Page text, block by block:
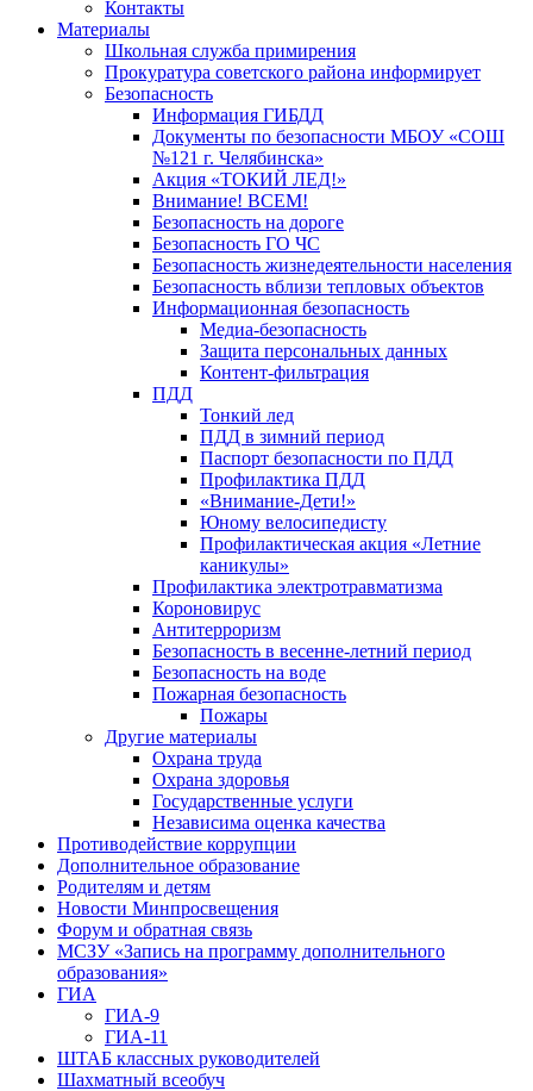
Контакты
Материалы
Школьная служба примирения
Прокуратура советского района информирует
Безопасность
Информация ГИБДД
Документы по безопасности МБОУ «СОШ
№121 г. Челябинска»
Акция «ТОКИЙ ЛЕД!»
Внимание! ВСЕМ!
Безопасность на дороге
Безопасность ГО ЧС
Безопасность жизнедеятельности населения
Безопасность вблизи тепловых объектов
Информационная безопасность
Медиа-безопасность
Защита персональных данных
Контент-фильтрация
ПДД
Тонкий лед
ПДД в зимний период
Паспорт безопасности по ПДД
Профилактика ПДД
«Внимание-Дети!»
Юному велосипедисту
Профилактическая акция «Летние
каникулы»
Профилактика электротравматизма
Короновирус
Антитерроризм
Безопасность в весенне-летний период
Безопасность на воде
Пожарная безопасность
Пожары
Другие материалы
Охрана труда
Охрана здоровья
Государственные услуги
Независима оценка качества
Противодействие коррупции
Дополнительное образование
Родителям и детям
Новости Минпросвещения
Форум и обратная связь
МСЗУ «Запись на программу дополнительного
образования»
ГИА
ГИА-9
ГИА-11
ШТАБ классных руководителей
Шахматный всеобуч